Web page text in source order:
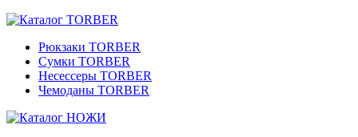
Рюкзаки TORBER
Сумки TORBER
Несессеры TORBER
Чемоданы TORBER